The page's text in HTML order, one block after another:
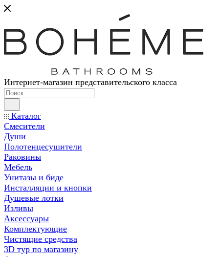
Интернет-магазин представительского класса
Каталог
Смесители
Души
Полотенцесушители
Раковины
Мебель
Унитазы и биде
Инсталляции и кнопки
Душевые лотки
Изливы
Аксессуары
Комплектующие
Чистящие средства
3D тур по магазину